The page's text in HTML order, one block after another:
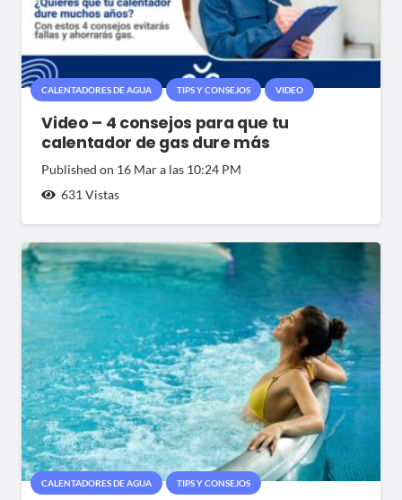
CALENTADORES DE AGUA TIPS Y CONSEJOS VIDEO
Video – 4 consejos para que tu
calentador de gas dure más
Published on 16 Mar a las 10:24 PM
631 Vistas
CALENTADORES DE AGUA TIPS Y CONSEJOS